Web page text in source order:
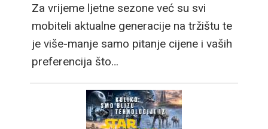
Za vrijeme ljetne sezone već su svi
mobiteli aktualne generacije na tržištu te
je više-manje samo pitanje cijene i vaših
preferencija što…